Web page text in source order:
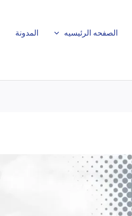
الصفحه الرئيسيه المدونة